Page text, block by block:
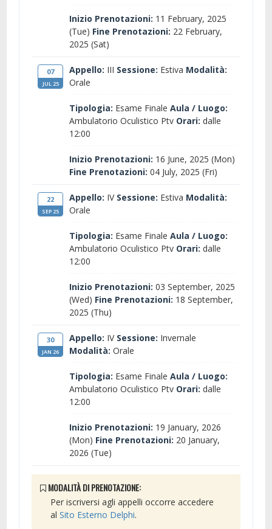
Inizio Prenotazioni: 11 February, 2025
(Tue) Fine Prenotazioni: 22 February,
2025 (Sat)
07
JUL 25
Appello: III Sessione: Estiva Modalità:
Orale
Tipologia: Esame Finale Aula / Luogo:
Ambulatorio Oculistico Ptv Orari: dalle
12:00
Inizio Prenotazioni: 16 June, 2025 (Mon)
Fine Prenotazioni: 04 July, 2025 (Fri)
22
SEP 25
Appello: IV Sessione: Estiva Modalità:
Orale
Tipologia: Esame Finale Aula / Luogo:
Ambulatorio Oculistico Ptv Orari: dalle
12:00
Inizio Prenotazioni: 03 September, 2025
(Wed) Fine Prenotazioni: 18 September,
2025 (Thu)
30
JAN 26
Appello: IV Sessione: Invernale
Modalità: Orale
Tipologia: Esame Finale Aula / Luogo:
Ambulatorio Oculistico Ptv Orari: dalle
12:00
Inizio Prenotazioni: 19 January, 2026
(Mon) Fine Prenotazioni: 20 January,
2026 (Tue)
MODALITÀ DI PRENOTAZIONE:
Per iscriversi agli appelli occorre accedere
al Sito Esterno Delphi.